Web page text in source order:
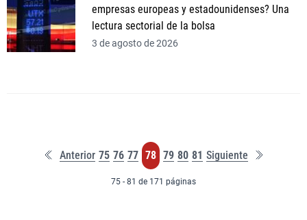
empresas europeas y estadounidenses? Una
lectura sectorial de la bolsa
3 de agosto de 2026
Primera
página
Anterior Página
75 Página
76 Página
77 Página
78 Página
79 Página
80 Página
81 Siguiente
Última
página
75 - 81 de 171 páginas